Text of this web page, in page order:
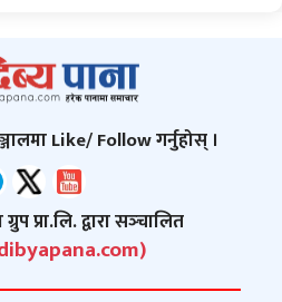
Like/ Follow गर्नुहोस् ।
प्रा.लि. द्वारा सञ्‍चालित